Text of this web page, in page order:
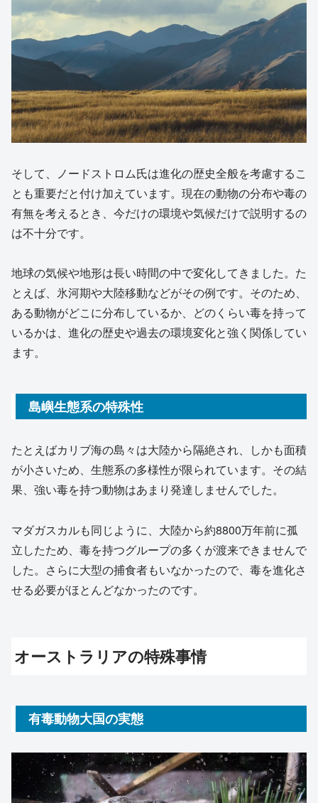
そして、ノードストロム氏は進化の歴史全般を考慮するこ
とも重要だと付け加えています。現在の動物の分布や毒の
有無を考えるとき、今だけの環境や気候だけで説明するの
は不十分です。
地球の気候や地形は長い時間の中で変化してきました。た
とえば、氷河期や大陸移動などがその例です。そのため、
ある動物がどこに分布しているか、どのくらい毒を持って
いるかは、進化の歴史や過去の環境変化と強く関係してい
ます。
島嶼生態系の特殊性
たとえばカリブ海の島々は大陸から隔絶され、しかも面積
が小さいため、生態系の多様性が限られています。その結
果、強い毒を持つ動物はあまり発達しませんでした。
マダガスカルも同じように、大陸から約8800万年前に孤
立したため、毒を持つグループの多くが渡来できませんで
した。さらに大型の捕食者もいなかったので、毒を進化さ
せる必要がほとんどなかったのです。
オーストラリアの特殊事情
有毒動物大国の実態